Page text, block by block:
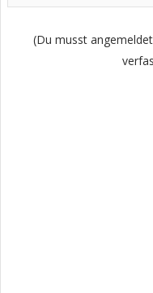
(Du musst